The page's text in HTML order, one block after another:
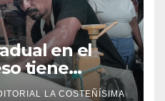
en el
tiene
LA COSTEÑÍSIMA